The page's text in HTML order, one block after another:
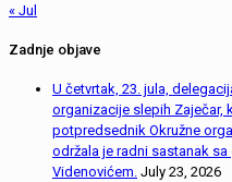
« Jul
Zadnje objave
U četvrtak, 23. jula,
organizacije slepih Zaječar,
potpredsednik Okružne
održala je radni sastanak
Videnovićem. July 23, 2026